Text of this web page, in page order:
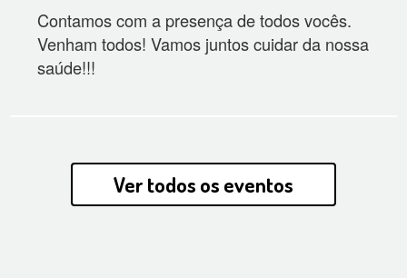
Contamos com a presença de todos vocês.
Venham todos! Vamos juntos cuidar da nossa
saúde!!!
Ver todos os eventos